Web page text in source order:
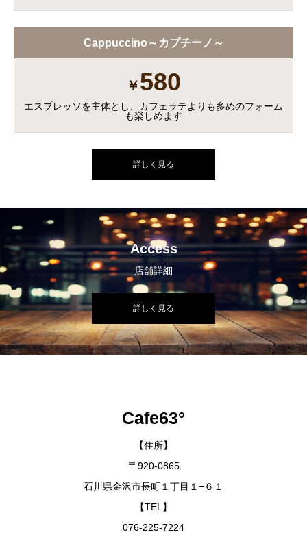
Cappuccino～カプチーノ～
￥580
エスプレッソを主体とし、カフェラテよりも多めのフォーム
も楽しめます
詳しく見る
Access
店舗詳細
詳しく見る
Cafe63°
【住所】
〒920-0865
石川県金沢市長町１丁目１−６１
【TEL】
076-225-7224